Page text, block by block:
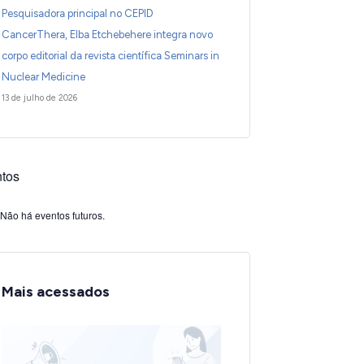
Pesquisadora principal no CEPID
CancerThera, Elba Etchebehere integra novo
corpo editorial da revista científica Seminars in
Nuclear Medicine
13 de julho de 2026
Não há eventos futuros.
Mais acessados